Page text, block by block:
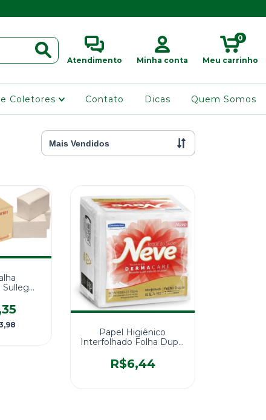
Atendimento Minha conta Meu carrinho
0
Coletores Contato Dicas Quem Somos
Folhas
Papel Higiênico
Interfolhado Folha Dupla
R$6,44